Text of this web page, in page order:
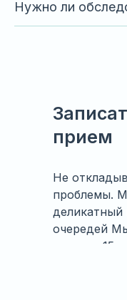
Нужно ли
прием
Не
проблемы.
деликатный
очередей
течение 15